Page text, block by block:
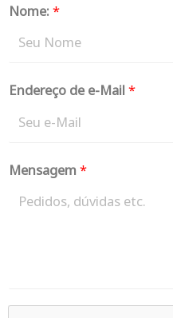
Nome: *
Endereço de e-Mail *
Mensagem *